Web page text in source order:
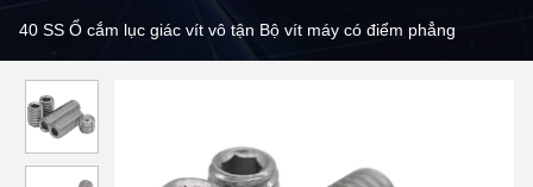
40 SS Ổ cắm lục giác vít vô tận Bộ vít máy có điểm phẳng